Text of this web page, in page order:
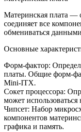
Материнская плата —
соединяет все
обмениваться
Основные
Форм-фактор:
платы. Общие форм-
Mini-ITX.
Сокет процессора:
может использоваться
Чипсет: Набор
компонентов
графика и память.